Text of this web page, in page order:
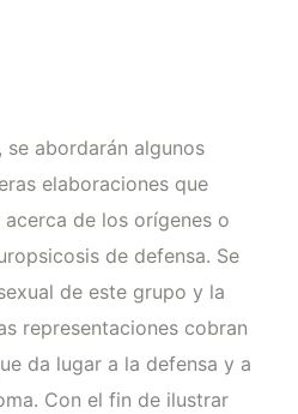
se abordarán algunos
elaboraciones que
de los orígenes o
de defensa. Se
de este grupo y la
representaciones cobran
da lugar a la defensa y a
Con el fin de ilustrar